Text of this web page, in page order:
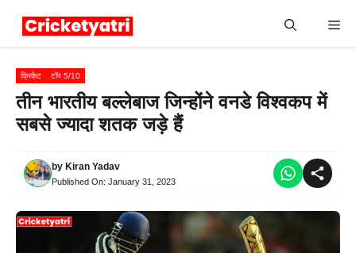
क्रिकेट टॉप 5/10
तीन भारतीय बल्लेबाज जिन्होंने वनडे विश्वकप में
सबसे ज्यादा शतक जड़े हैं
by Kiran Yadav
Published On: January 31, 2023